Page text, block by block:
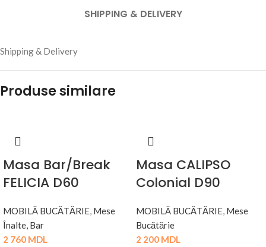
SHIPPING & DELIVERY
Shipping & Delivery
Produse similare
Masa Bar/Break
FELICIA D60
MOBILĂ BUCĂTĂRIE, Mese
Înalte, Bar
2 760 MDL
Masa CALIPSO
Colonial D90
MOBILĂ BUCĂTĂRIE, Mese
Bucătărie
2 200 MDL